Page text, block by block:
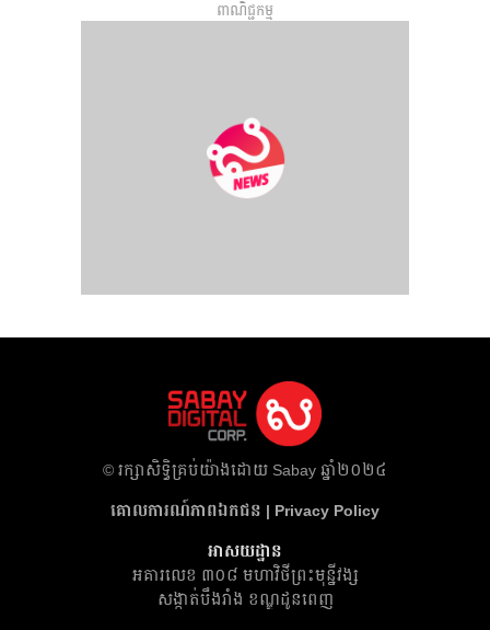
ពាណិជ្ជកម្ម
​© រក្សា​សិទ្ធិ​គ្រប់​យ៉ាង​ដោយ​ Sabay ឆ្នាំ​២០២៤
គោលការណ៍​ភាព​ឯកជន | Privacy Policy
អាសយដ្ឋាន
អគារ​លេខ ៣០៨ មហាវិថីព្រះមុន្នីវង្ស
សង្កាត់បឹងរាំង ខណ្ឌដូនពេញ